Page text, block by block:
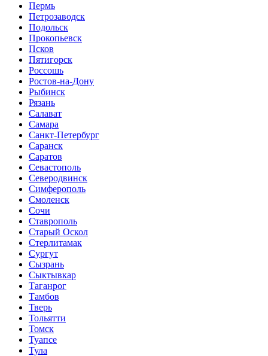
Пермь
Петрозаводск
Подольск
Прокопьевск
Псков
Пятигорск
Россошь
Ростов-на-Дону
Рыбинск
Рязань
Салават
Самара
Санкт-Петербург
Саранск
Саратов
Севастополь
Северодвинск
Симферополь
Смоленск
Сочи
Ставрополь
Старый Оскол
Стерлитамак
Сургут
Сызрань
Сыктывкар
Таганрог
Тамбов
Тверь
Тольятти
Томск
Туапсе
Тула